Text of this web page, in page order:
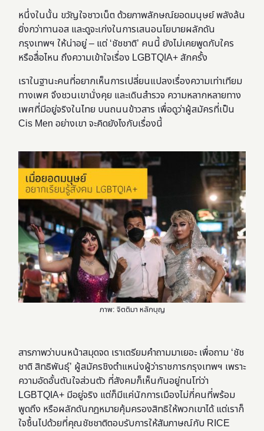
หนึ่งในนั้น ขวัญใจชาวเน็ต ด้วยภาพลักษณ์ยอดมนุษย์ พลังล้น
ยิ่งกว่าทานอส และดูจะเก่งในการเสนอนโยบายผลักดัน
กรุงเทพฯ ให้น่าอยู่ – แต่ ‘ชัชชาติ’ คนนี้ ยังไม่เคยพูดกับใคร
หรือสื่อไหน ถึงความเข้าใจเรื่อง LGBTQIA+ สักครั้ง
เราในฐานะคนที่อยากเห็นการเปลี่ยนแปลงเรื่องความเท่าเทียม
ทางเพศ จึงชวนเขานั่งคุย และเดินสำรวจ ความหลากหลายทาง
เพศที่มีอยู่จริงในไทย บนถนนข้าวสาร เพื่อดูว่าผู้สมัครที่เป็น
Cis Men อย่างเขา จะคิดยังไงกับเรื่องนี้
ภาพ: จิตติมา หลักบุญ
สารภาพว่าบนหน้าสมุดจด เราเตรียมคำถามมาเยอะ เพื่อถาม ‘ชัช
ชาติ สิทธิพันธุ์’ ผู้สมัครชิงตำแหน่งผู้ว่าราชการกรุงเทพฯ เพราะ
ความอัดอั้นตันใจส่วนตัว ที่สังคมก็เห็นกันอยู่ทนโท่ว่า
LGBTQIA+ มีอยู่จริง แต่ก็มีแค่นักการเมืองไม่กี่คนที่พร้อม
พูดถึง หรือผลักดันกฎหมายคุ้มครองสิทธิให้พวกเขาได้ แต่เราก็
ใจชื้นไปด้วยที่คุณชัชชาติตอบรับการให้สัมภาษณ์กับ RICE